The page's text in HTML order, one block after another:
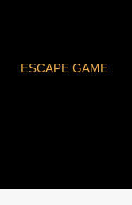
ESCAPE GAME